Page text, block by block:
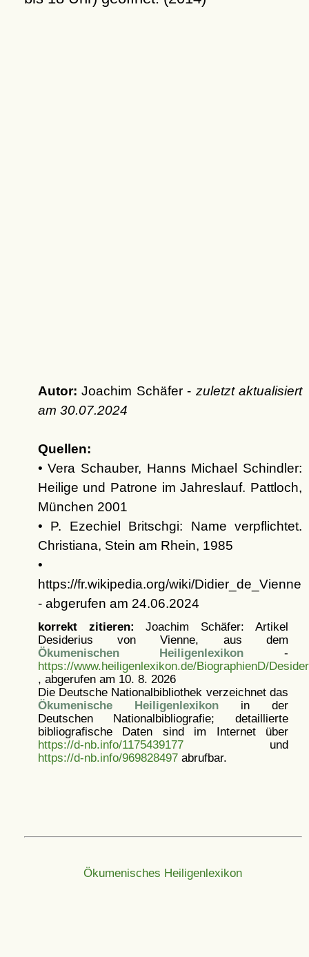
Autor: Joachim Schäfer - zuletzt aktualisiert
am 30.07.2024
Quellen:
• Vera Schauber, Hanns Michael Schindler:
Heilige und Patrone im Jahreslauf. Pattloch,
München 2001
• P. Ezechiel Britschgi: Name verpflichtet.
Christiana, Stein am Rhein, 1985
•
https://fr.wikipedia.org/wiki/Didier_de_Vienne
- abgerufen am 24.06.2024
korrekt zitieren: Joachim Schäfer: Artikel
Desiderius von Vienne, aus dem
Ökumenischen Heiligenlexikon -
https://www.heiligenlexikon.de/BiographienD/
, abgerufen am 10. 8. 2026
Die Deutsche Nationalbibliothek verzeichnet das
Ökumenische Heiligenlexikonin der
Deutschen Nationalbibliografie; detaillierte
bibliografische Daten sind im Internet über
https://d-nb.info/1175439177und
https://d-nb.info/969828497abrufbar.
Ökumenisches Heiligenlexikon